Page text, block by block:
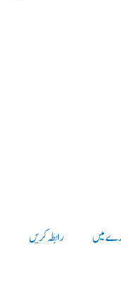
میں رابطہ کریں